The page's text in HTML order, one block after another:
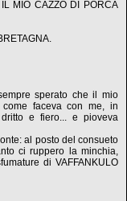
MIO CAZZO DI PORCA
sperato che il mio
faceva con me, in
e fiero... e pioveva
al posto del consueto
ci ruppero la minchia,
di VAFFANKULO